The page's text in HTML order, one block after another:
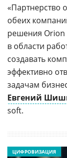
«Партнерство
обеих
решения Orion
в области
создавать
эффективно
задачам
Евгений
soft.
ЦИФРОВИЗАЦИЯ